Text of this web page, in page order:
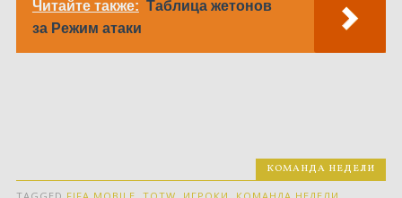
Читайте также: Таблица жетонов
за Режим атаки
КОМАНДА НЕДЕЛИ